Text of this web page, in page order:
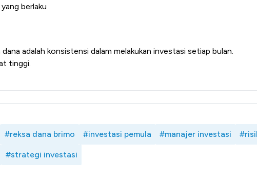
berlaku
adalah konsistensi dalam melakukan investasi setiap bulan.
tinggi.
#reksa dana brimo #investasi pemula #manajer investasi
#strategi investasi